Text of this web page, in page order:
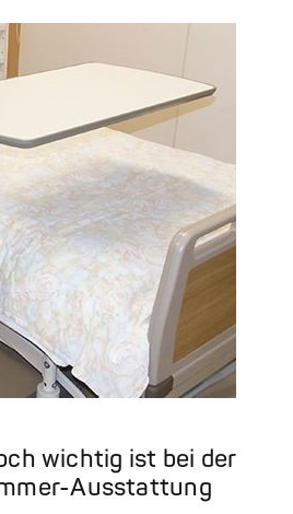
wichtig ist bei der
Ausstattung